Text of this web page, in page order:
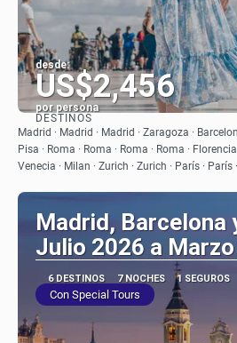
desde:
US$2,456
por persona
Ver
DESTINOS
Madrid · Madrid · Madrid · Zaragoza ·
Pisa · Roma · Roma · Roma · Roma ·
Venecia · Milan · Zurich · Zurich · París · París
Madrid, Barcelona
Julio 2026 a
6 DESTINOS 7 NOCHES 1 SEGUROS
Con Special Tours